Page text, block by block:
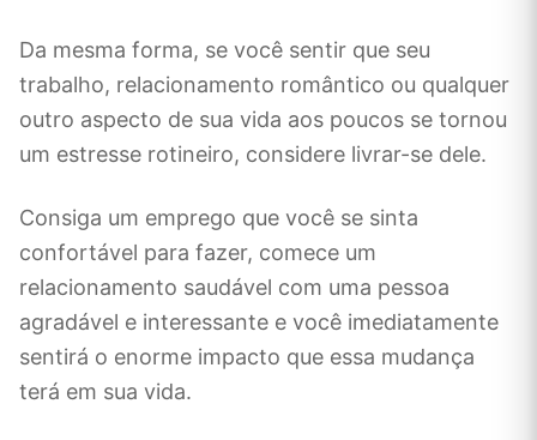
Da mesma forma, se você sentir que seu
trabalho, relacionamento romântico ou qualquer
outro aspecto de sua vida aos poucos se tornou
um estresse rotineiro, considere livrar-se dele.
Consiga um emprego que você se sinta
confortável para fazer, comece um
relacionamento saudável com uma pessoa
agradável e interessante e você imediatamente
sentirá o enorme impacto que essa mudança
terá em sua vida.